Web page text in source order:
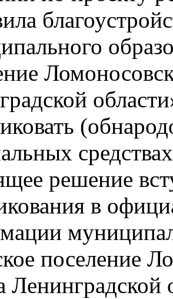
решение
в
поселение
Ленинградской